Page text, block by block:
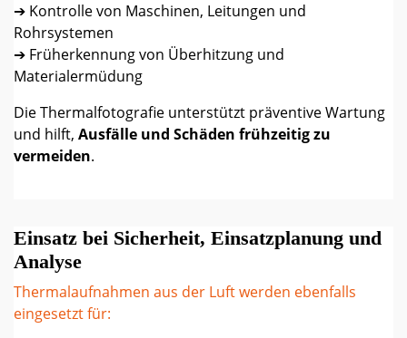
➔ Kontrolle von Maschinen, Leitungen und
Rohrsystemen
➔ Früherkennung von Überhitzung und
Materialermüdung
Die Thermalfotografie unterstützt präventive Wartung
und hilft, Ausfälle und Schäden frühzeitig zu
vermeiden.
Einsatz bei Sicherheit, Einsatzplanung und
Analyse
Thermalaufnahmen aus der Luft werden ebenfalls
eingesetzt für: